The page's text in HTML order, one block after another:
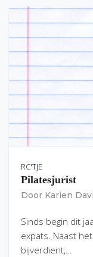
RC'TJE
Pilatesjurist
Door Karien
Sinds begin dit
expats. Naast
bijverdient,…